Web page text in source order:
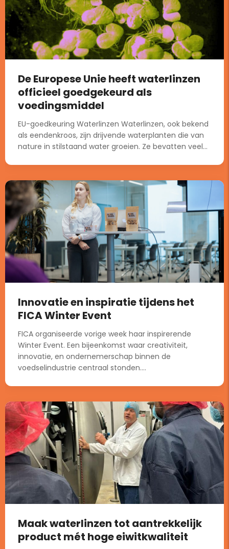
De Europese Unie heeft waterlinzen
officieel goedgekeurd als
voedingsmiddel
EU-goedkeuring Waterlinzen Waterlinzen, ook bekend
als eendenkroos, zijn drijvende waterplanten die van
nature in stilstaand water groeien. Ze bevatten veel...
Innovatie en inspiratie tijdens het
FICA Winter Event
FICA organiseerde vorige week haar inspirerende
Winter Event. Een bijeenkomst waar creativiteit,
innovatie, en ondernemerschap binnen de
voedselindustrie centraal stonden....
Maak waterlinzen tot aantrekkelijk
product mét hoge eiwitkwaliteit